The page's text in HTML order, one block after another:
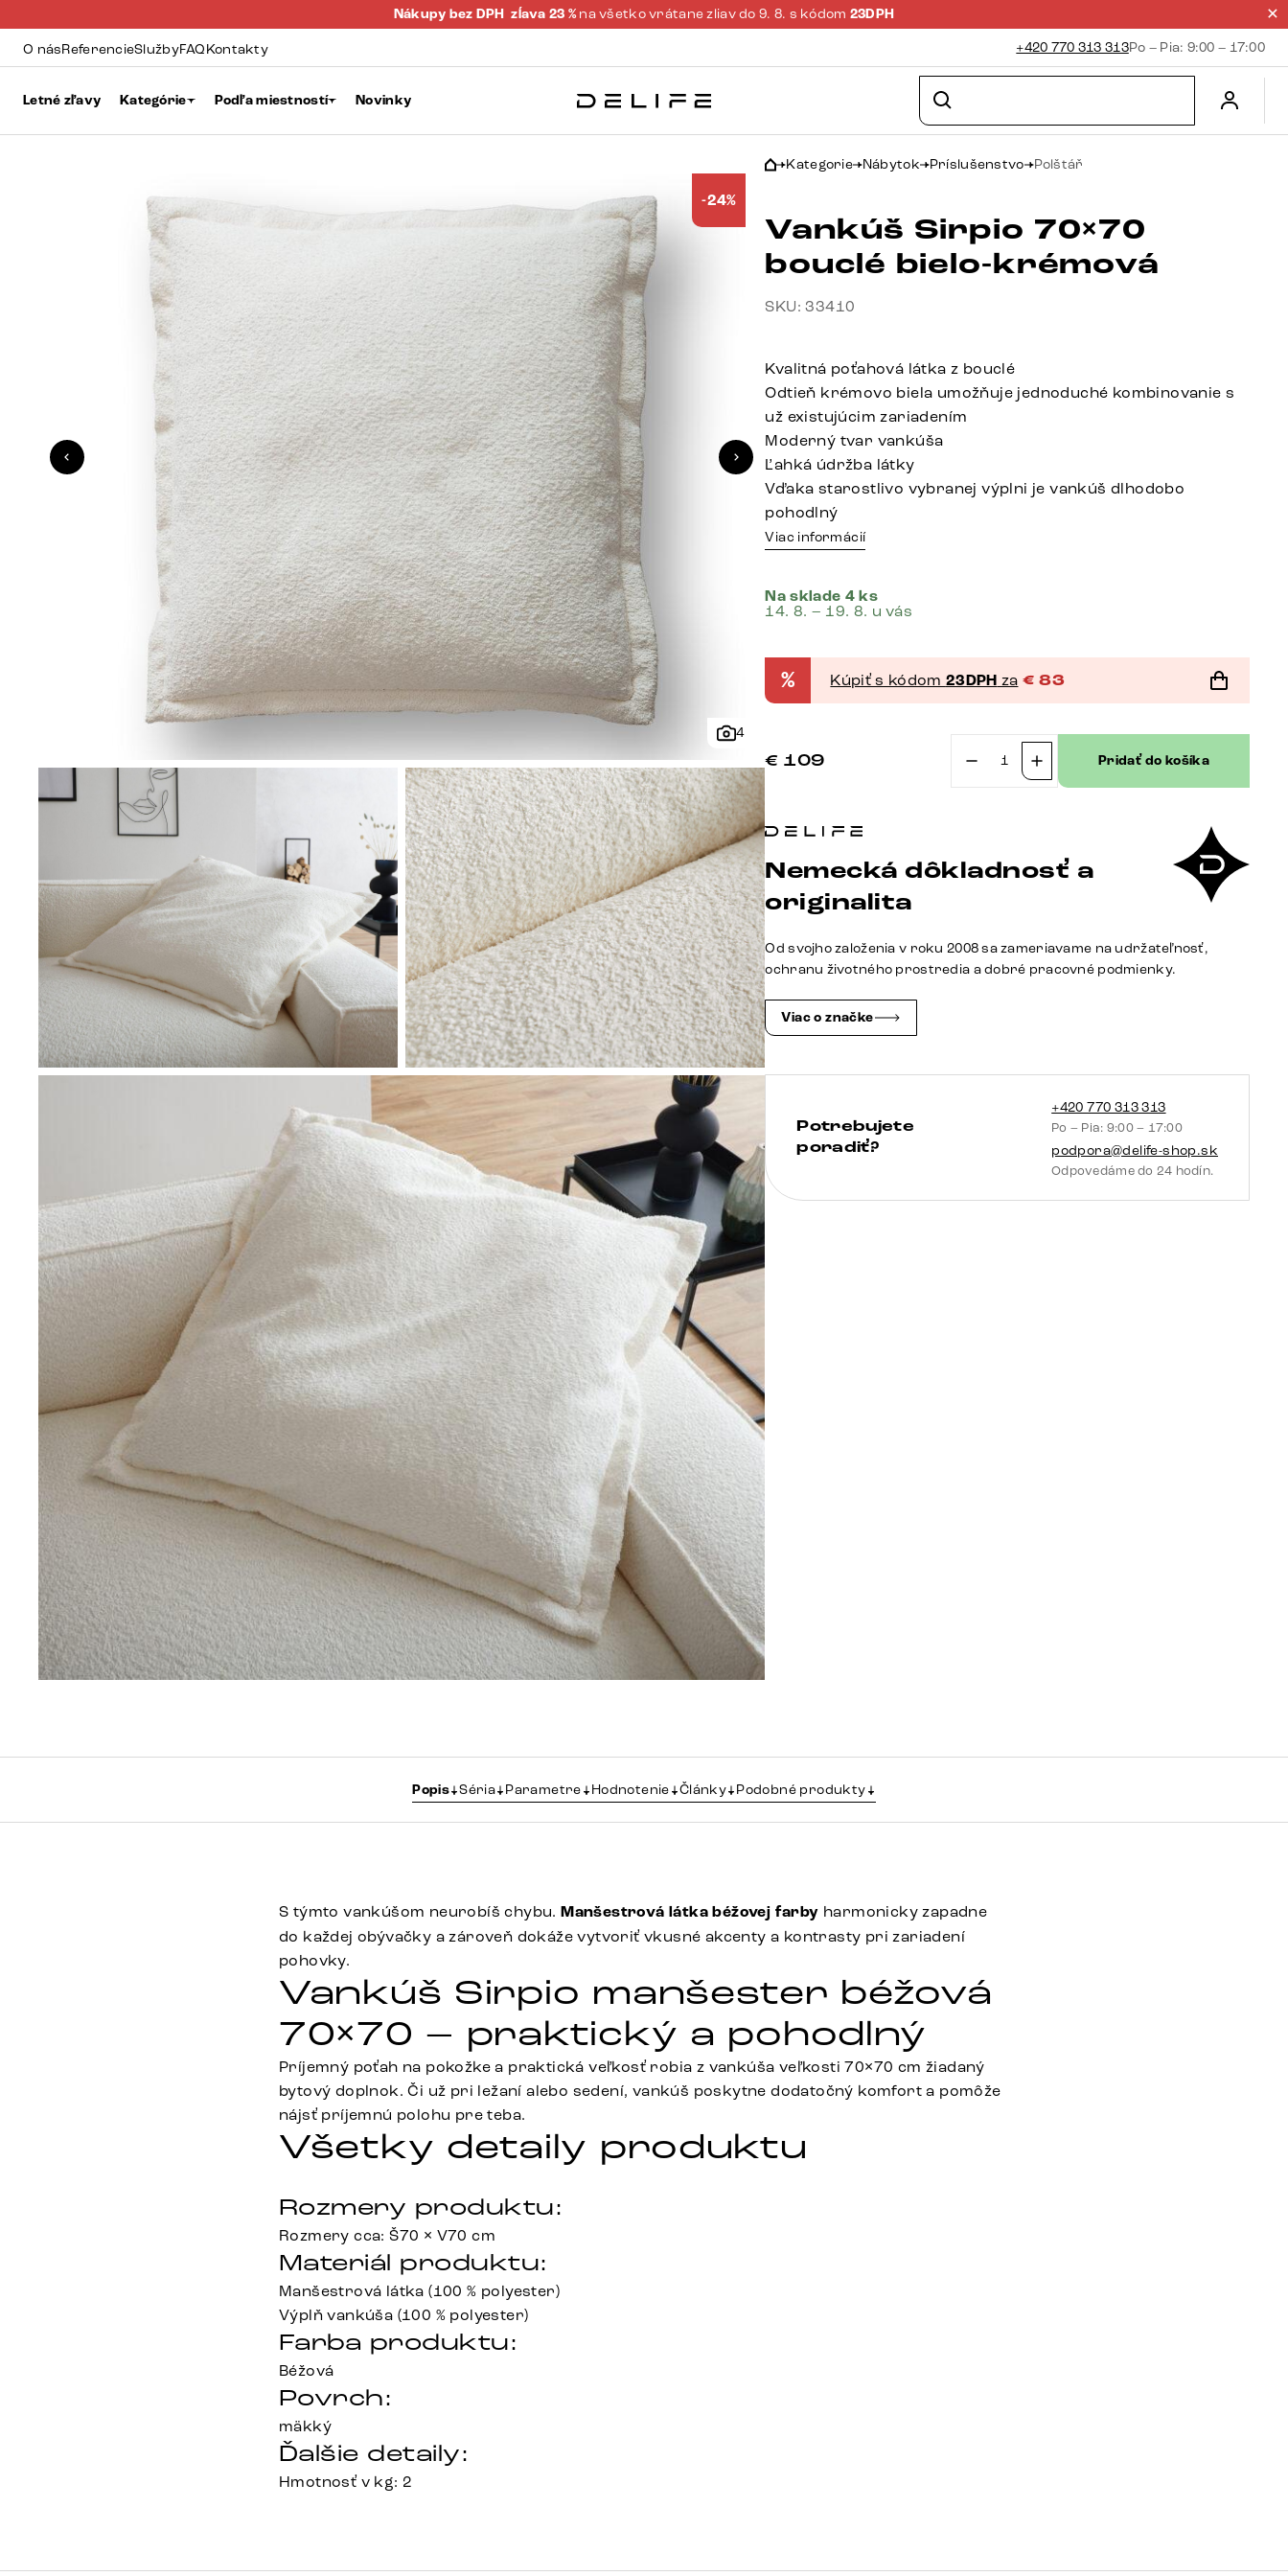
Nákupy bez DPH zĺava 23 % na všetko vrátane zliav do 9. 8. s kódom 23DPH
O násReferencieSlužbyFAQKontakty +420 770 313 313Po – Pia: 9:00 – 17:00
Letné zľavy Kategórie Podľa miestností Novinky
4
-24%
Kategorie Nábytok Príslušenstvo Polštář
Vankúš Sirpio 70×70
bouclé bielo-krémová
SKU: 33410
Kvalitná poťahová látka z bouclé
Odtieň krémovo biela umožňuje jednoduché kombinovanie s
už existujúcim zariadením
Moderný tvar vankúša
Ľahká údržba látky
Vďaka starostlivo vybranej výplni je vankúš dlhodobo
pohodlný
Viac informácií
Na sklade 4 ks
14. 8. – 19. 8. u vás
% Kúpiť s kódom 23DPH za € 83
€ 109
množstvo
bouclé
Pridať do košíka
Nemecká dôkladnosť a
originalita
Od svojho založenia v roku 2008 sa zameriavame na udržateľnosť,
ochranu životného prostredia a dobré pracovné podmienky.
Viac o značke
Potrebujete
poradiť?
+420 770 313 313
Po – Pia: 9:00 – 17:00
podpora@delife-shop.sk
Odpovedáme do 24 hodín.
Popis Séria Parametre Hodnotenie Články Podobné produkty
S týmto vankúšom neurobíš chybu.Manšestrová látka béžovej farby harmonicky zapadne
do každej obývačky a zároveň dokáže vytvoriť vkusné akcenty a kontrasty pri zariadení
pohovky.
Vankúš Sirpio manšester béžová
70×70 – praktický a pohodlný
Príjemný poťah na pokožke a praktická veľkosť robia z vankúša veľkosti 70×70 cm žiadaný
bytový doplnok. Či už pri ležaní alebo sedení, vankúš poskytne dodatočný komfort a pomôže
nájsť príjemnú polohu pre teba.
Všetky detaily produktu
Rozmery produktu:
Rozmery cca: Š70 × V70 cm
Materiál produktu:
Manšestrová látka (100 % polyester)
Výplň vankúša (100 % polyester)
Farba produktu:
Béžová
Povrch:
mäkký
Ďalšie detaily:
Hmotnosť v kg: 2